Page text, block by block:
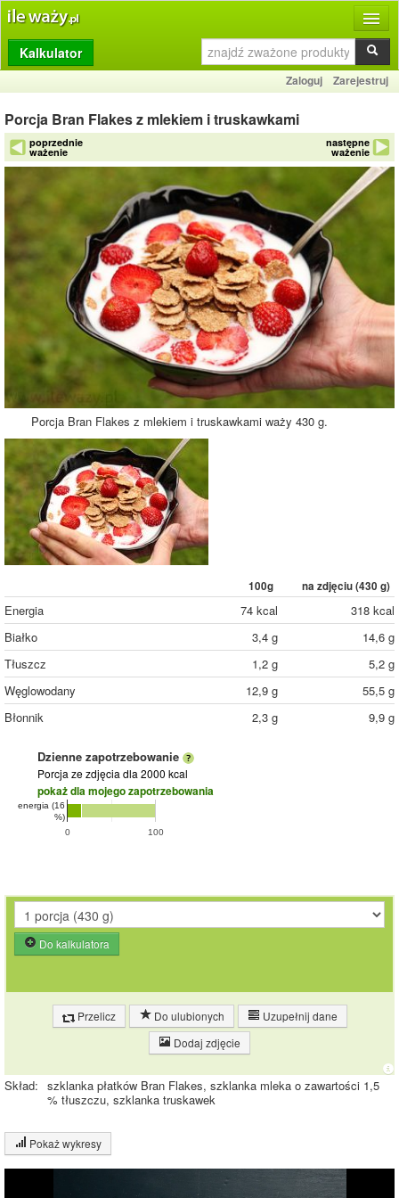
Produkty
Dziennik
Przelicznik
Porównywarka
Porady
Słownik
O stronie
Kontakt
Kalkulator
Zaloguj Zarejestruj
Porcja Bran Flakes z mlekiem i truskawkami
poprzednie
ważenie
następne
ważenie
Porcja Bran Flakes z mlekiem i truskawkami waży 430 g.
100g na zdjęciu (430 g)
Energia 74 kcal
318 kcal
Białko
3,4 g
14,6 g
Tłuszcz
1,2 g
5,2 g
Węglowodany
12,9 g
55,5 g
Błonnik
2,3 g 9,9 g
Dzienne zapotrzebowanie
Porcja ze zdjęcia dla 2000 kcal
pokaż dla mojego zapotrzebowania
0 100
energia (16
%)
Do kalkulatora
Przelicz Do ulubionych
Uzupełnij dane
Dodaj zdjęcie
Skład: szklanka płatków Bran Flakes, szklanka mleka o zawartości 1,5
% tłuszczu, szklanka truskawek
Pokaż wykresy
Wykres składu produktu